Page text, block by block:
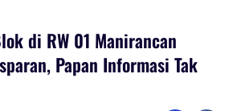
di RW 01 Manirancan
Papan Informasi Tak